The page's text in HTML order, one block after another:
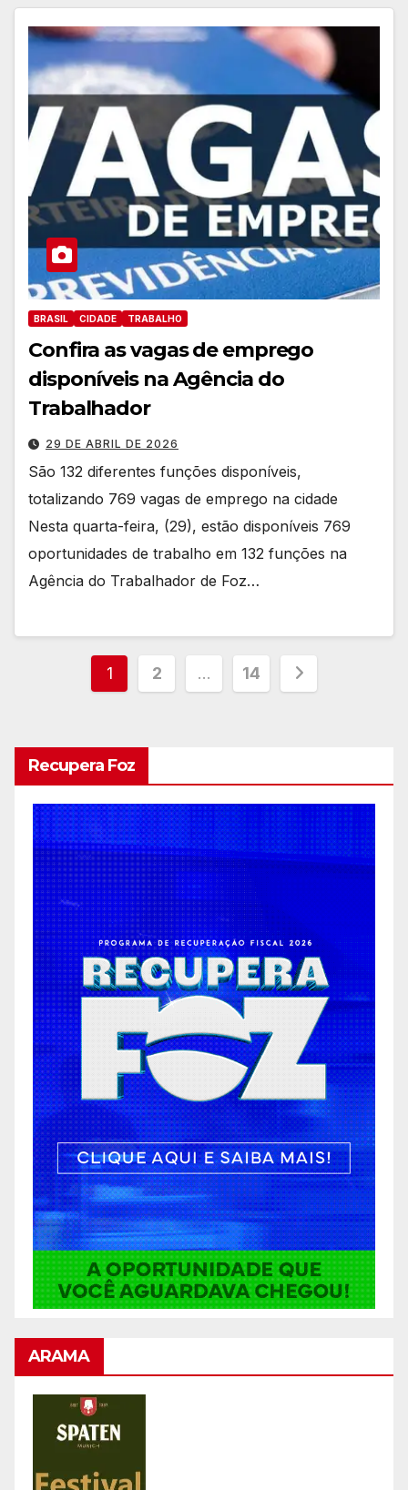
BRASIL CIDADE TRABALHO
Confira as vagas de emprego
disponíveis na Agência do
Trabalhador
29 DE ABRIL DE 2026
São 132 diferentes funções disponíveis,
totalizando 769 vagas de emprego na cidade
Nesta quarta-feira, (29), estão disponíveis 769
oportunidades de trabalho em 132 funções na
Agência do Trabalhador de Foz…
Paginação
conteúdos
1 2 … 14
Recupera Foz
ARAMA